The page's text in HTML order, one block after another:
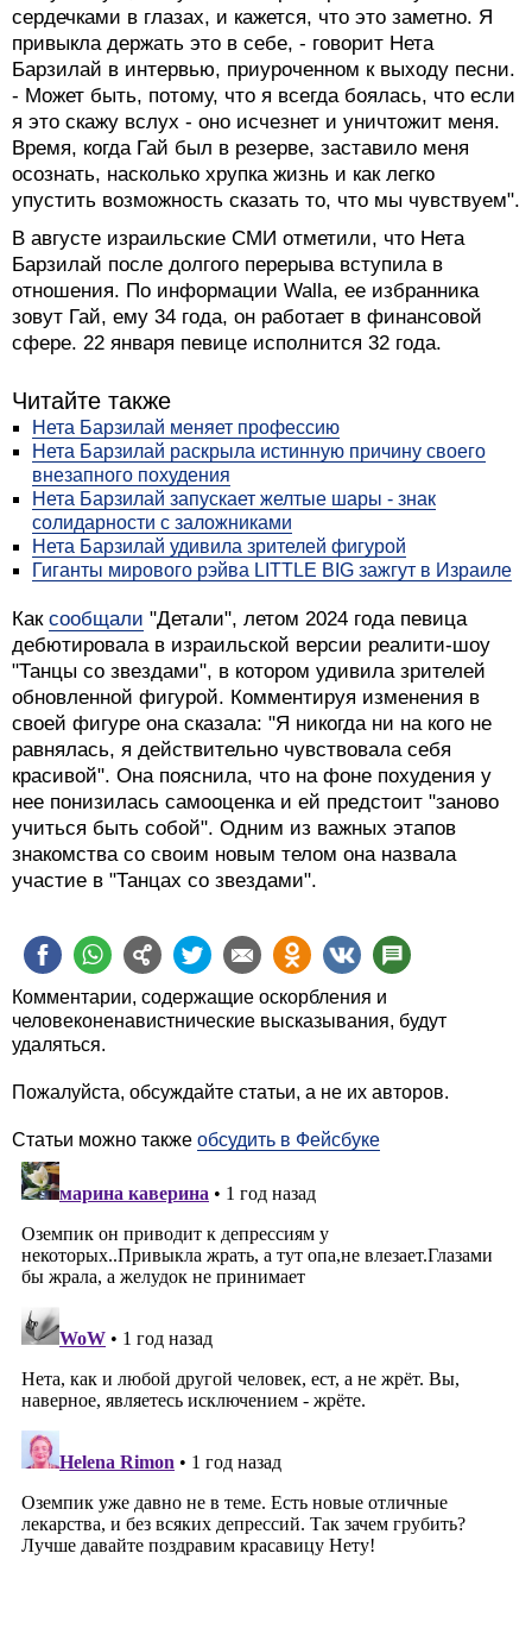
"Я чувствую, что уже некоторое время хожу с
сердечками в глазах, и кажется, что это заметно. Я
привыкла держать это в себе, - говорит Нета
- Может быть, потому, что я всегда боялась, что если
я это скажу вслух - оно исчезнет и уничтожит меня.
Время, когда Гай был в резерве, заставило меня
осознать, насколько хрупка жизнь и как легко
упустить возможность сказать то, что мы чувствуем".
В августе израильские СМИ отметили, что Нета
Барзилай после долгого перерыва вступила в
зовут Гай, ему 34 года, он работает в финансовой
сфере. 22 января певице исполнится 32 года.
Читайте также
Нета Барзилай меняет профессию
Нета Барзилай раскрыла истинную причину своего
внезапного похудения
Нета Барзилай запускает желтые шары - знак
солидарности с заложниками
Нета Барзилай удивила зрителей фигурой
Гиганты мирового рэйва LITTLE BIG зажгут в Израиле
дебютировала в израильской версии реалити-шоу
"Танцы со звездами", в котором удивила зрителей
обновленной фигурой. Комментируя изменения в
своей фигуре она сказала: "Я никогда ни на кого не
равнялась, я действительно чувствовала себя
красивой". Она пояснила, что на фоне похудения у
нее понизилась самооценка и ей предстоит "заново
учиться быть собой". Одним из важных этапов
знакомства со своим новым телом она назвала
участие в "Танцах со звездами".
Комментарии, содержащие оскорбления и
человеконенавистнические высказывания, будут
удаляться.
Пожалуйста, обсуждайте статьи, а не их авторов.
Статьи можно также